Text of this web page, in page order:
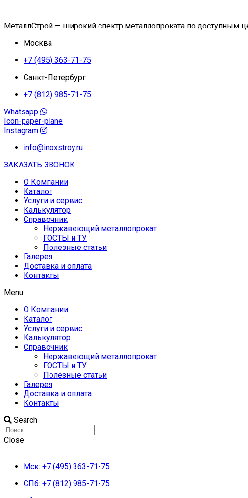
МеталлСтрой — широкий спектр металлопроката по доступным
Москва
+7 (495) 363-71-75
Санкт-Петербург
+7 (812) 985-71-75
Whatsapp
Icon-paper-plane
Instagram
info@inoxstroy.ru
ЗАКАЗАТЬ ЗВОНОК
О Компании
Каталог
Услуги и сервис
Калькулятор
Справочник
Нержавеющий металлопрокат
ГОСТЫ и ТУ
Полезные статьи
Галерея
Доставка и оплата
Контакты
Menu
О Компании
Каталог
Услуги и сервис
Калькулятор
Справочник
Нержавеющий металлопрокат
ГОСТЫ и ТУ
Полезные статьи
Галерея
Доставка и оплата
Контакты
Search
Close
Мск: +7 (495) 363-71-75
СПб: +7 (812) 985-71-75